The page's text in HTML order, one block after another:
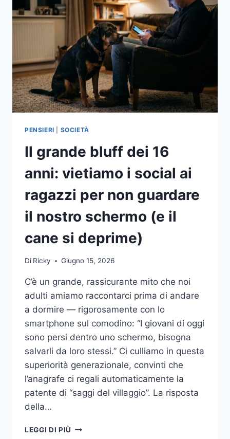
PENSIERI SOCIETÀ
Il grande bluff dei 16
anni: vietiamo i social ai
ragazzi per non guardare
il nostro schermo (e il
cane si deprime)
Di Ricky Giugno 15, 2026
C’è un grande, rassicurante mito che noi
adulti amiamo raccontarci prima di andare
a dormire — rigorosamente con lo
smartphone sul comodino: “I giovani di oggi
sono persi dentro uno schermo, bisogna
salvarli da loro stessi.” Ci culliamo in questa
superiorità generazionale, convinti che
l’anagrafe ci regali automaticamente la
patente di “saggi del villaggio”. La risposta
della…
LEGGI DI PIÙ